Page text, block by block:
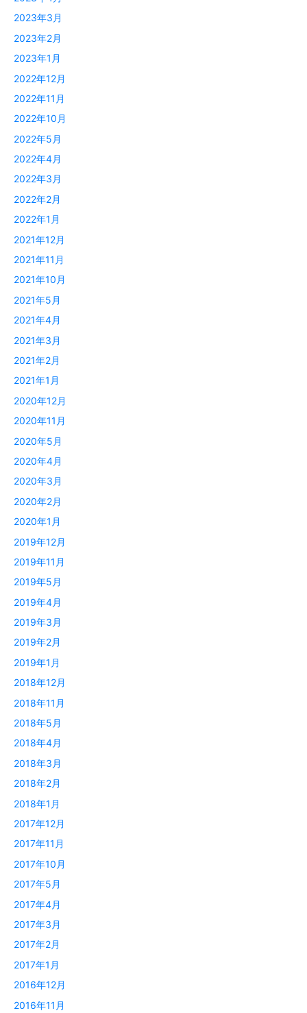
2023年3月
2023年2月
2023年1月
2022年12月
2022年11月
2022年10月
2022年5月
2022年4月
2022年3月
2022年2月
2022年1月
2021年12月
2021年11月
2021年10月
2021年5月
2021年4月
2021年3月
2021年2月
2021年1月
2020年12月
2020年11月
2020年5月
2020年4月
2020年3月
2020年2月
2020年1月
2019年12月
2019年11月
2019年5月
2019年4月
2019年3月
2019年2月
2019年1月
2018年12月
2018年11月
2018年5月
2018年4月
2018年3月
2018年2月
2018年1月
2017年12月
2017年11月
2017年10月
2017年5月
2017年4月
2017年3月
2017年2月
2017年1月
2016年12月
2016年11月